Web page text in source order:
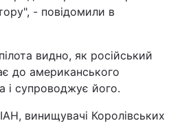
- повідомили в
видно, як російський
до американського
і супроводжує його.
винищувачі Королівських